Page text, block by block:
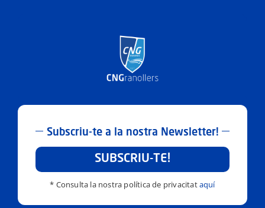
Subscriu-te a la nostra Newsletter!
SUBSCRIU-TE!
* Consulta la nostra política de privacitataquí